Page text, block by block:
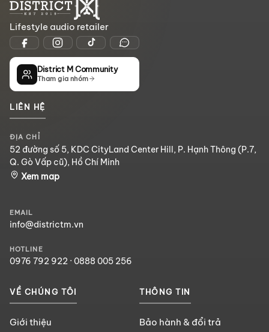
Lifestyle audio retailer
District M Community
Tham gia nhóm
LIÊN HỆ
ĐỊA CHỈ
52 đường số 5, KDC CityLand Center Hill, P. Hạnh Thông (P.7,
Q. Gò Vấp cũ), Hồ Chí Minh
Xem map
EMAIL
info@districtm.vn
HOTLINE
0976 792 922 · 0888 005 256
VỀ CHÚNG TÔI
Giới thiệu
THÔNG TIN
Bảo hành & đổi trả